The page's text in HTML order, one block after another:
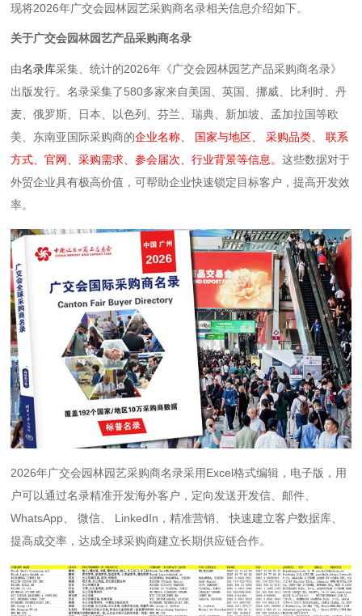
现将2026年广交会园林园艺采购商名录相关信息介绍如下。
关于广交会园林园艺产品采购商名录
由名录库采集、统计的2026年《广交会园林园艺产品采购商名录》
出版发行。名录采集了580多家来自美国、英国、挪威、比利时、丹
麦、俄罗斯、日本、以色列、芬兰、瑞典、新加坡、孟加拉国等欧
美、东南亚国际采购商的企业名称、 国家与地区、 采购品类、 联系
方式、官网、采购需求、参会届次、行业背景等信息。这些数据对于
外贸企业具有极高价值，可帮助企业快速锁定目标客户，提高开发效
率。
2026年广交会园林园艺采购商名录采用Excel格式编辑，电子版，用
户可以通过名录精准开发海外客户，定向发送开发信、邮件、
WhatsApp、 微信、 LinkedIn，精准营销、 快速建立客户数据库、
提高成交率，达成全球采购商建立长期供应链合作。